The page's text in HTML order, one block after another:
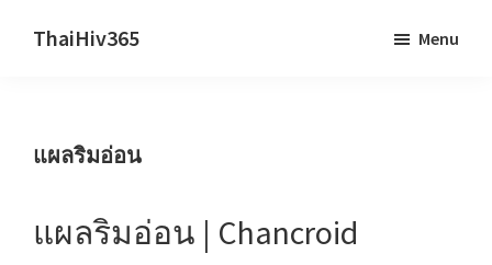
ThaiHiv365
behind.
Menu
แผลริมอ่อน
แผลริมอ่อน | Chancroid